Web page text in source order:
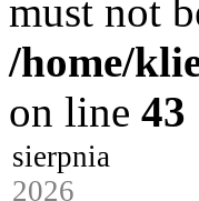
must not
/home/
on line 43
sierpnia
2026